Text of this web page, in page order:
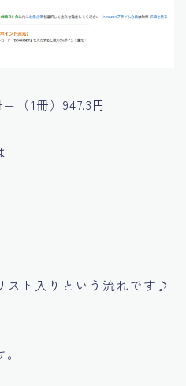
（1冊）947.3円
スト入りという流れです♪